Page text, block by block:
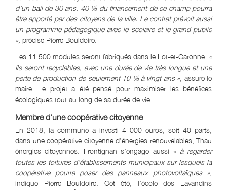
d’un bail de 30 ans. 40 % du financement de ce champ pourra
être apporté par des citoyens de la ville. Le contrat prévoit aussi
un programme pédagogique avec le scolaire et le grand public
», précise Pierre Bouldoire.
Les 11 500 modules seront fabriqués dans le Lot-et-Garonne. «
Ils seront recyclables, avec une durée de vie très longue et une
perte de production de seulement 10 % à vingt ans » , assure le
maire. Le projet a été pensé pour maximiser les bénéfices
écologiques tout au long de sa durée de vie.
Membre d’une coopérative citoyenne
En 2018, la commune a investi 4 000 euros, soit 40 parts,
dans une coopérative citoyenne d’énergies renouvelables, Thau
énergies citoyennes. Frontignan s’engage aussi « à regarder
toutes les toitures d’établissements municipaux sur lesquels la
coopérative pourra poser des panneaux photovoltaïques »
indique Pierre Bouldoire. Cet été, l’école des Lavandins